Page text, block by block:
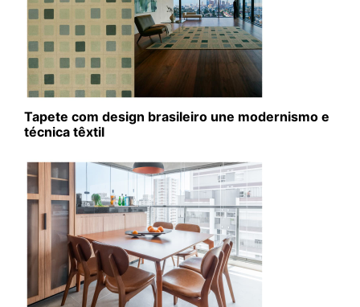
Tapete com design brasileiro une modernismo e
técnica têxtil